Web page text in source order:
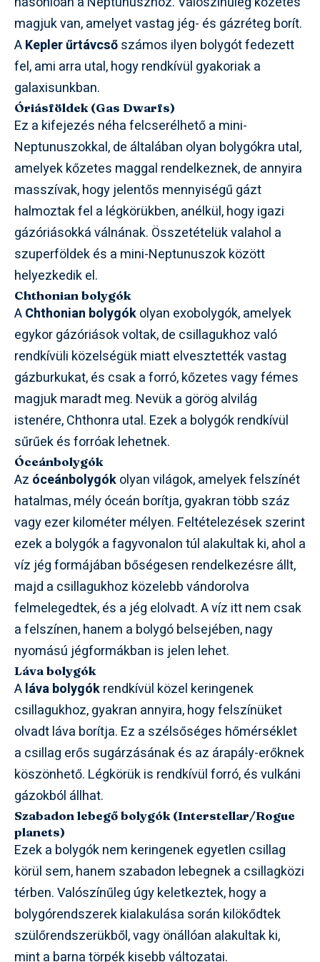
magjuk van, amelyet vastag jég- és gázréteg borít.
AKepler űrtávcsőszámos ilyen bolygót fedezett
fel, ami arra utal, hogy rendkívül gyakoriak a
galaxisunkban.
Óriásföldek (Gas Dwarfs)
Ez a kifejezés néha felcserélhető a mini-
Neptunuszokkal, de általában olyan bolygókra utal,
amelyek kőzetes maggal rendelkeznek, de annyira
masszívak, hogy jelentős mennyiségű gázt
halmoztak fel a légkörükben, anélkül, hogy igazi
gázóriásokká válnának. Összetételük valahol a
szuperföldek és a mini-Neptunuszok között
helyezkedik el.
Chthonian bolygók
AChthonian bolygókolyan exobolygók, amelyek
egykor gázóriások voltak, de csillagukhoz való
rendkívüli közelségük miatt elvesztették vastag
gázburkukat, és csak a forró, kőzetes vagy fémes
magjuk maradt meg. Nevük a görög alvilág
istenére, Chthonra utal. Ezek a bolygók rendkívül
sűrűek és forróak lehetnek.
Óceánbolygók
Az óceánbolygókolyan világok, amelyek felszínét
hatalmas, mély óceán borítja, gyakran több száz
vagy ezer kilométer mélyen. Feltételezések szerint
ezek a bolygók a fagyvonalon túl alakultak ki, ahol a
víz jég formájában bőségesen rendelkezésre állt,
majd a csillagukhoz közelebb vándorolva
felmelegedtek, és a jég elolvadt. A víz itt nem csak
a felszínen, hanem a bolygó belsejében, nagy
nyomású jégformákban is jelen lehet.
Láva bolygók
Aláva bolygókrendkívül közel keringenek
csillagukhoz, gyakran annyira, hogy felszínüket
olvadt láva borítja. Ez a szélsőséges hőmérséklet
a csillag erős sugárzásának és az árapály-erőknek
köszönhető. Légkörük is rendkívül forró, és vulkáni
gázokból állhat.
Szabadon lebegő bolygók (Interstellar/Rogue
planets)
Ezek a bolygók nem keringenek egyetlen csillag
körül sem, hanem szabadon lebegnek a csillagközi
térben. Valószínűleg úgy keletkeztek, hogy a
bolygórendszerek kialakulása során kilökődtek
szülőrendszerükből, vagy önállóan alakultak ki,
mint a barna törpék kisebb változatai.